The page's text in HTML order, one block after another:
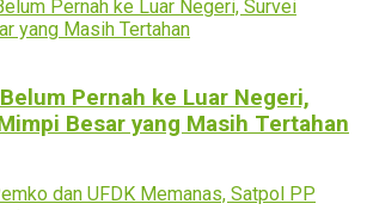
Pernah ke Luar Negeri,
Besar yang Masih Tertahan